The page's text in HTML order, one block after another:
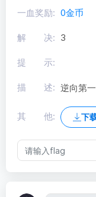
一血奖励: 0金币
解 决: 3
提 示:
描 述: 逆向第
其 他: 下